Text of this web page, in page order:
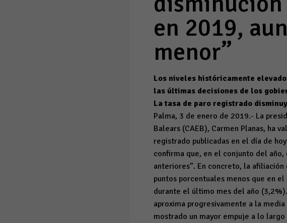
en 2019,
menor”
Los niveles históricamente
las últimas decisiones de los
La tasa de paro registrado
Palma, 3 de enero de 2019.- La
Balears (CAEB), Carmen Planas, ha
registrado publicadas en el día de
confirma que, en el conjunto del
anteriores”. En concreto, la
puntos porcentuales menos que en
durante el último mes del año
aproxima progresivamente a la
mostrado un mayor empuje a lo